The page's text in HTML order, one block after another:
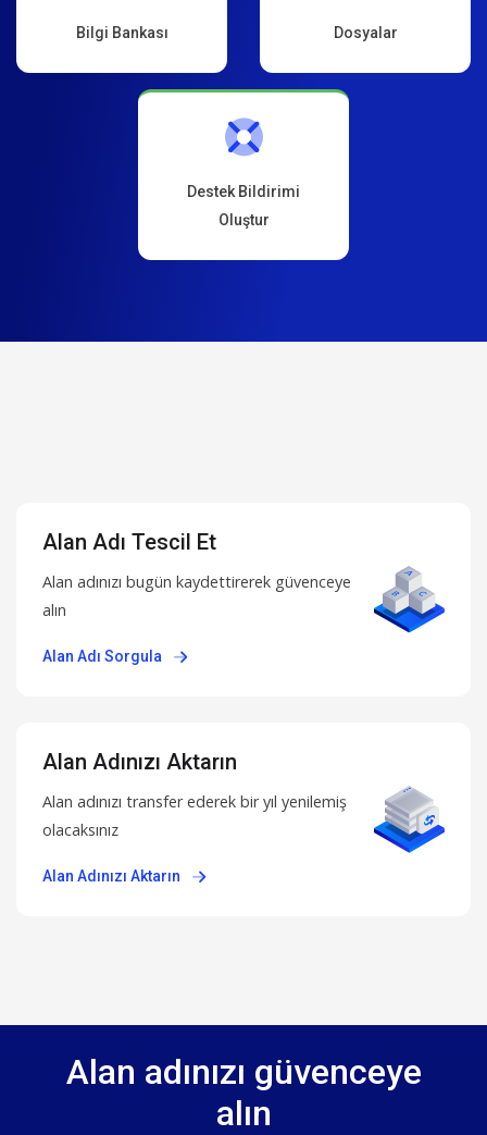
Bilgi Bankası Dosyalar
Destek Bildirimi
Oluştur
Alan Adı Tescil Et
Alan adınızı bugün kaydettirerek güvenceye
alın
Alan Adı Sorgula
Alan Adınızı Aktarın
Alan adınızı transfer ederek bir yıl yenilemiş
olacaksınız
Alan Adınızı Aktarın
Alan adınızı güvenceye
alın